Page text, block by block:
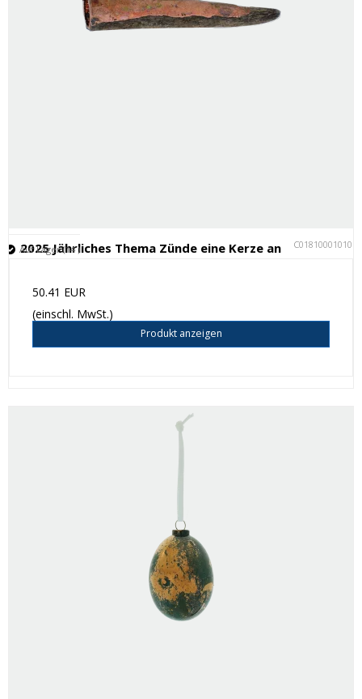
2025 Jährliches Thema Zünde eine Kerze an C018100010101
Auf Lager (14 )
50.41 EUR
(einschl. MwSt.)
Produkt anzeigen